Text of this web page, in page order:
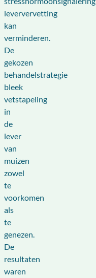
leververvetting
kan
verminderen.
De
gekozen
behandelstrategie
bleek
vetstapeling
in
de
lever
van
muizen
zowel
te
voorkomen
als
te
genezen.
De
resultaten
waren